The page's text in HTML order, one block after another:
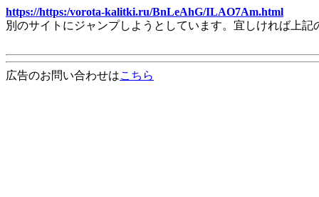
https://https:/vorota-kalitki.ru/BnLeAhG/ILAO7Am.html
別のサイトにジャンプしようとしています。宜しければ上
広告のお問い合わせはこちら